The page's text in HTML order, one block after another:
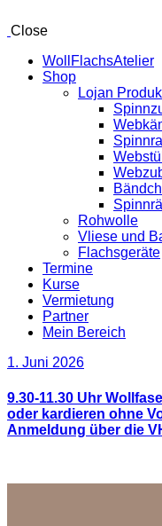
Close
WollFlachsAtelier
Shop
Lojan
Rohwolle
Vliese und
Flachsgeräte
Termine
Kurse
Vermietung
Partner
Mein Bereich
1. Juni 2026
9.30-11.30 Uhr
oder kardieren ohne
Anmeldung über die